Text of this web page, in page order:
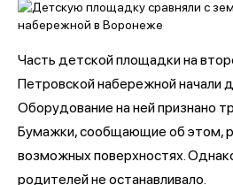
Часть детской площадки на
Петровской набережной начали
Оборудование на ней признано
Бумажки, сообщающие об этом,
возможных поверхностях.
родителей не останавливало.